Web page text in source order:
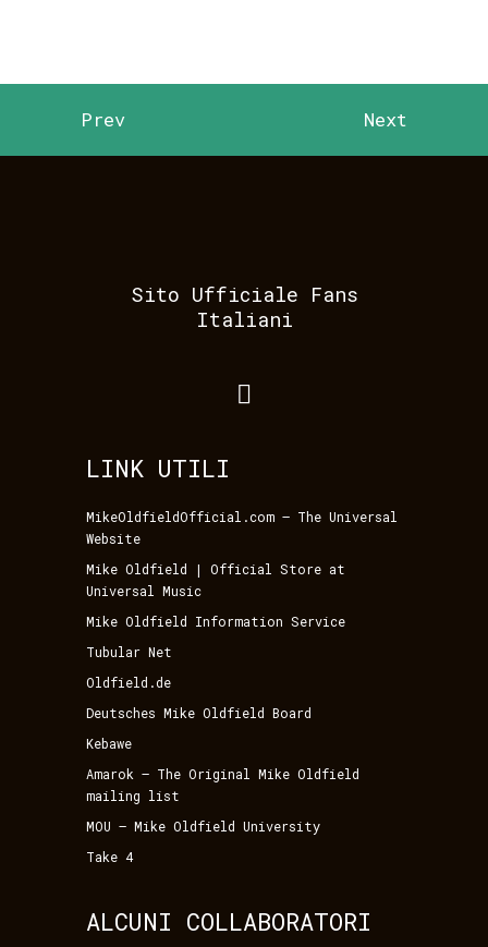
Prev Next
Sito Ufficiale Fans
Italiani
LINK UTILI
MikeOldfieldOfficial.com – The Universal
Website
Mike Oldfield | Official Store at
Universal Music
Mike Oldfield Information Service
Tubular Net
Oldfield.de
Deutsches Mike Oldfield Board
Kebawe
Amarok – The Original Mike Oldfield
mailing list
MOU – Mike Oldfield University
Take 4
ALCUNI COLLABORATORI